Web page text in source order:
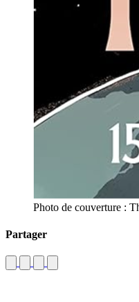
Photo de couverture :
Partager